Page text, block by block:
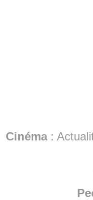
Cinéma: